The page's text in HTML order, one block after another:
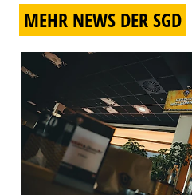
MEHR NEWS DER SGD